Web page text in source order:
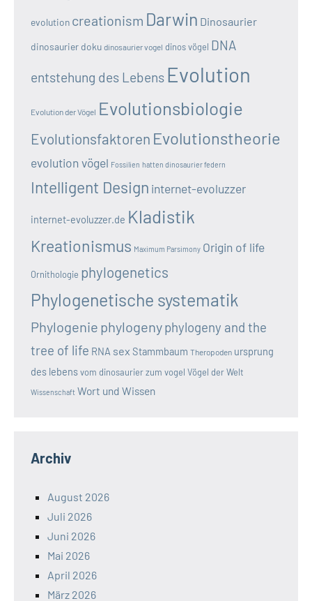
evolution creationism Darwin Dinosaurier
dinosaurier doku dinosaurier vogel dinos vögel DNA
entstehung des Lebens Evolution
Evolution der Vögel Evolutionsbiologie
Evolutionsfaktoren Evolutionstheorie
evolution vögel Fossilien hatten dinosaurier federn
Intelligent Design internet-evoluzzer
internet-evoluzzer.de Kladistik
Kreationismus Maximum Parsimony Origin of life
Ornithologie phylogenetics
Phylogenetische systematik
Phylogenie phylogenyphylogeny and the
tree of life RNA sex Stammbaum Theropoden ursprung
des lebensvom dinosaurier zum vogel Vögel der Welt
Wissenschaft Wort und Wissen
Archiv
August 2026
Juli 2026
Juni 2026
Mai 2026
April 2026
März 2026